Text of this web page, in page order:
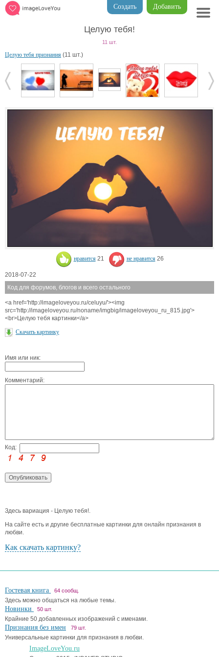
Добавить
Создать
Целую тебя!
11 шт.
Целую тебя признания (11 шт.)
нравится 21 не нравится 26
2018-07-22
Код для форумов, блогов и всего остального
<a href='http://imageloveyou.ru/celuyu/'><img
src='http://imageloveyou.ru/noname/imgbig/imageloveyou_ru_815.jpg'>
<br>Целую тебя картинки</a>
Скачать картинку
Имя или ник:
Комментарий:
Код:
Здесь вариация - Целую тебя!.
На сайте есть и другие бесплатные картинки для онлайн признания в
любви.
Как скачать картинку?
Гостевая книга 64 сообщ.
Здесь можно общаться на любые темы.
Новинки 50 шт.
Крайние 50 добавленных изображений с именами.
Признания без имен 79 шт.
Универсальные картинки для признания в любви.
ImageLoveYou.ru